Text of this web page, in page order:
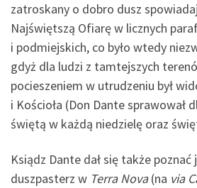
zatroskany o dobro dusz
Najświętszą Ofiarę w licznych
i podmiejskich, co było wtedy
gdyż dla ludzi z tamtejszych
pocieszeniem w utrudzeniu był
i Kościoła (Don Dante sprawował
świętą w każdą niedzielę oraz
Ksiądz Dante dał się także
duszpasterz w Terra Nova(na via